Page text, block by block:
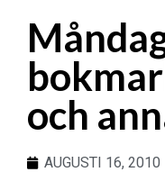
och
AUGUSTI 16, 2010